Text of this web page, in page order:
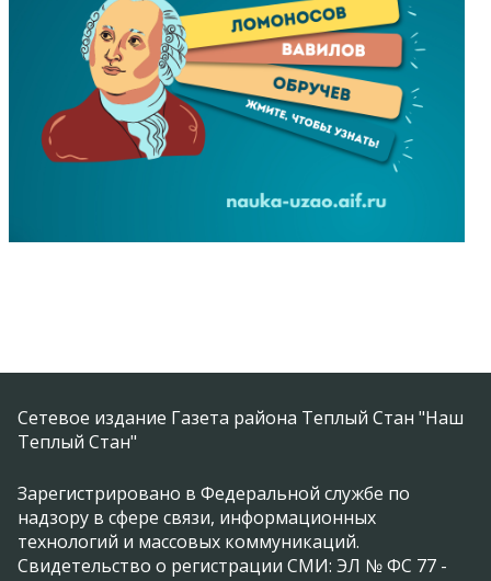
Сетевое издание Газета района Теплый Стан "Наш
Теплый Стан"
Зарегистрировано в Федеральной службе по
надзору в сфере связи, информационных
технологий и массовых коммуникаций.
Свидетельство о регистрации СМИ: ЭЛ № ФС 77 -